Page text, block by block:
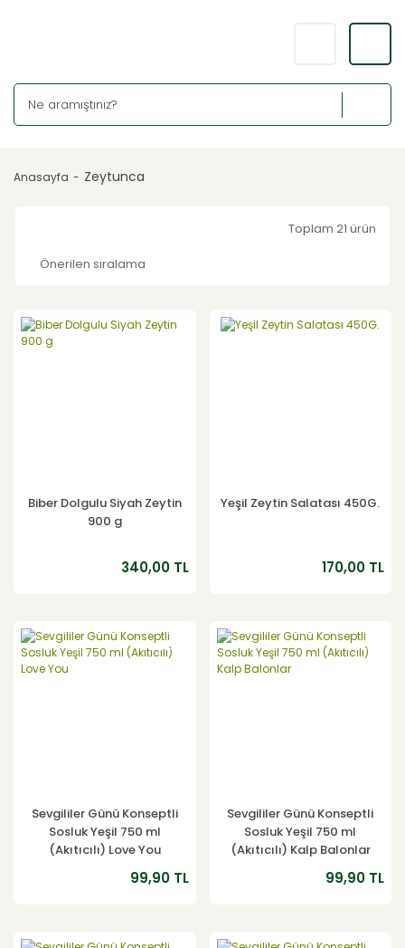
Anasayfa Zeytunca
Toplam 21 ürün
YENİ
Biber Dolgulu Siyah Zeytin
900 g
340,00 TL
Yeşil Zeytin Salatası 450G.
170,00 TL
YENİ
Sevgililer Günü Konseptli
Sosluk Yeşil 750 ml
(Akıtıcılı) Love You
99,90 TL
YENİ
Sevgililer Günü Konseptli
Sosluk Yeşil 750 ml
(Akıtıcılı) Kalp Balonlar
99,90 TL